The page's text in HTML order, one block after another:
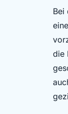
Bei
die